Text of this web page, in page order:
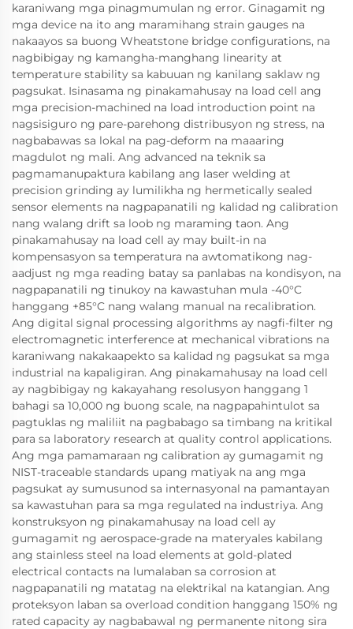
karaniwang mga pinagmumulan ng error. Ginagamit ng
mga device na ito ang maramihang strain gauges na
nakaayos sa buong Wheatstone bridge configurations, na
nagbibigay ng kamangha-manghang linearity at
temperature stability sa kabuuan ng kanilang saklaw ng
pagsukat. Isinasama ng pinakamahusay na load cell ang
mga precision-machined na load introduction point na
nagsisiguro ng pare-parehong distribusyon ng stress, na
nagbabawas sa lokal na pag-deform na maaaring
magdulot ng mali. Ang advanced na teknik sa
pagmamanupaktura kabilang ang laser welding at
precision grinding ay lumilikha ng hermetically sealed
sensor elements na nagpapanatili ng kalidad ng calibration
nang walang drift sa loob ng maraming taon. Ang
pinakamahusay na load cell ay may built-in na
kompensasyon sa temperatura na awtomatikong nag-
aadjust ng mga reading batay sa panlabas na kondisyon, na
nagpapanatili ng tinukoy na kawastuhan mula -40°C
hanggang +85°C nang walang manual na recalibration.
Ang digital signal processing algorithms ay nagfi-filter ng
electromagnetic interference at mechanical vibrations na
karaniwang nakakaapekto sa kalidad ng pagsukat sa mga
industrial na kapaligiran. Ang pinakamahusay na load cell
ay nagbibigay ng kakayahang resolusyon hanggang 1
bahagi sa 10,000 ng buong scale, na nagpapahintulot sa
pagtuklas ng maliliit na pagbabago sa timbang na kritikal
para sa laboratory research at quality control applications.
Ang mga pamamaraan ng calibration ay gumagamit ng
NIST-traceable standards upang matiyak na ang mga
pagsukat ay sumusunod sa internasyonal na pamantayan
sa kawastuhan para sa mga regulated na industriya. Ang
konstruksyon ng pinakamahusay na load cell ay
gumagamit ng aerospace-grade na materyales kabilang
ang stainless steel na load elements at gold-plated
electrical contacts na lumalaban sa corrosion at
nagpapanatili ng matatag na elektrikal na katangian. Ang
proteksyon laban sa overload condition hanggang 150% ng
rated capacity ay nagbabawal ng permanente nitong sira